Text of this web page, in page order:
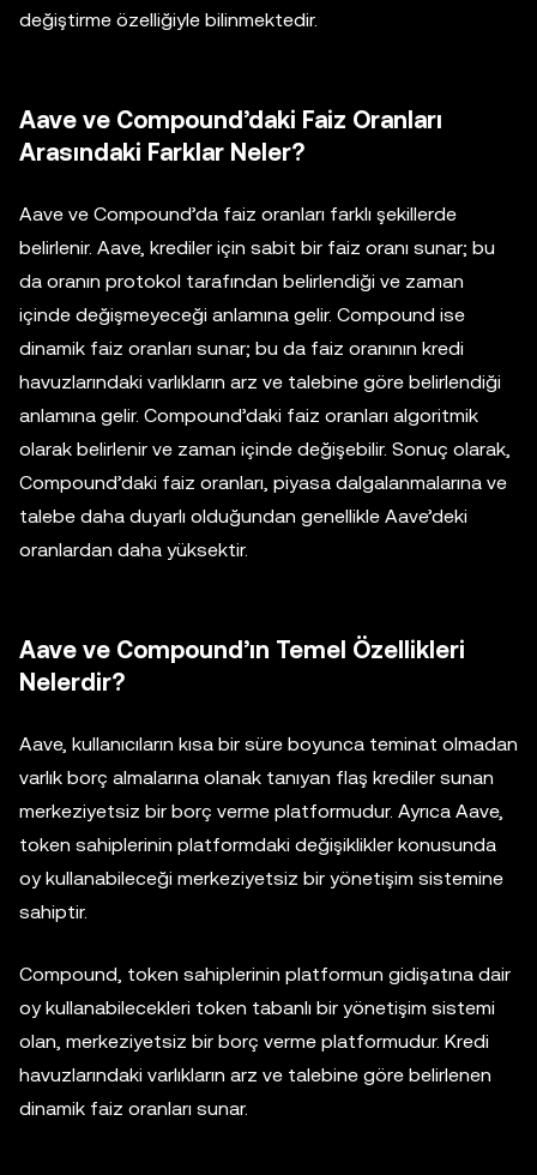
değiştirme özelliğiyle bilinmektedir.
Aave ve Compound’daki Faiz Oranları
Arasındaki Farklar Neler?
Aave ve Compound’da faiz oranları farklı şekillerde
belirlenir. Aave, krediler için sabit bir faiz oranı sunar; bu
da oranın protokol tarafından belirlendiği ve zaman
içinde değişmeyeceği anlamına gelir. Compound ise
dinamik faiz oranları sunar; bu da faiz oranının kredi
havuzlarındaki varlıkların arz ve talebine göre belirlendiği
anlamına gelir. Compound’daki faiz oranları algoritmik
olarak belirlenir ve zaman içinde değişebilir. Sonuç olarak,
Compound’daki faiz oranları, piyasa dalgalanmalarına ve
talebe daha duyarlı olduğundan genellikle Aave’deki
oranlardan daha yüksektir.
Aave ve Compound’ın Temel Özellikleri
Nelerdir?
Aave, kullanıcıların kısa bir süre boyunca teminat olmadan
varlık borç almalarına olanak tanıyan flaş krediler sunan
merkeziyetsiz bir borç verme platformudur. Ayrıca Aave,
token sahiplerinin platformdaki değişiklikler konusunda
oy kullanabileceği merkeziyetsiz bir yönetişim sistemine
sahiptir.
Compound, token sahiplerinin platformun gidişatına dair
oy kullanabilecekleri token tabanlı bir yönetişim sistemi
olan, merkeziyetsiz bir borç verme platformudur. Kredi
havuzlarındaki varlıkların arz ve talebine göre belirlenen
dinamik faiz oranları sunar.